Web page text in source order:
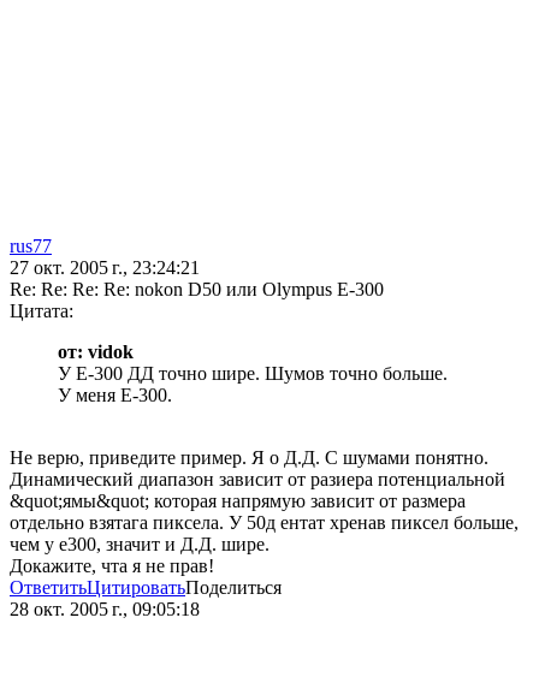
rus77
27 окт. 2005 г., 23:24:21
Re: Re: Re: Re: nokon D50 или Olympus E-300
Цитата:
от: vidok
У Е-300 ДД точно шире. Шумов точно больше.
У меня Е-300.
Не верю, приведите пример. Я о Д.Д. С шумами понятно.
Динамический диапазон зависит от разиера потенциальной
&quot;ямы&quot; которая напрямую зависит от размера
отдельно взятага пиксела. У 50д ентат хренав пиксел больше,
чем у е300, значит и Д.Д. шире.
Докажите, чта я не прав!
ОтветитьЦитироватьПоделиться
28 окт. 2005 г., 09:05:18